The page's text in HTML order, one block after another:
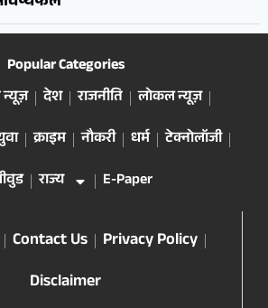
Popular Categories
न्यूज़ देश राजनीति
लोकल न्यूज़
क्राइम नौकरी धर्म
टेक्नोलॉजी
राज्य E-Paper
Contact Us
Privacy Policy
Disclaimer